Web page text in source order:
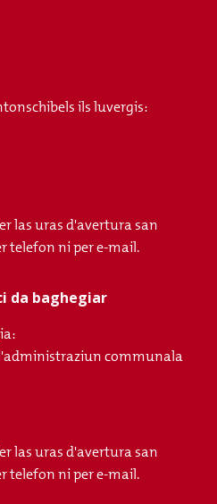
ils luvergis:
las uras d'avertura san
telefon ni per e-mail.
da baghegiar
communala
las uras d'avertura san
telefon ni per e-mail.